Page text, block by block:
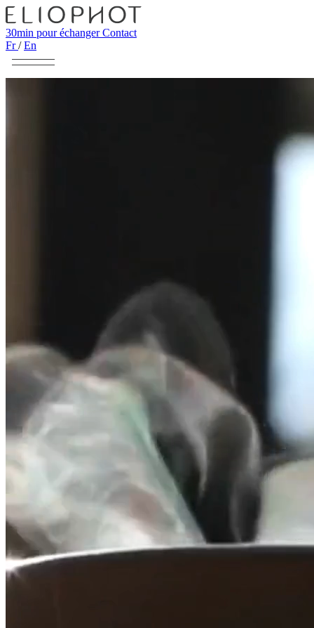
30min pour échangerContact
Fr/ En